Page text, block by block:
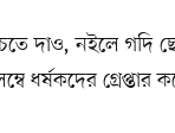
দাও, নইলে
ধর্ষকদের